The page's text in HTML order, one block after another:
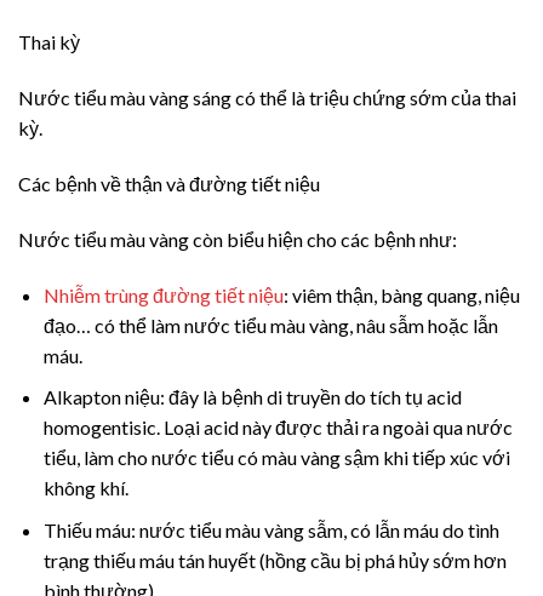
Thai kỳ
Nước tiểu màu vàng sáng có thể là triệu chứng sớm của thai
kỳ.
Các bệnh về thận và đường tiết niệu
Nước tiểu màu vàng còn biểu hiện cho các bệnh như:
Nhiễm trùng đường tiết niệu: viêm thận, bàng quang, niệu
đạo… có thể làm nước tiểu màu vàng, nâu sẫm hoặc lẫn
máu.
Alkapton niệu: đây là bệnh di truyền do tích tụ acid
homogentisic. Loại acid này được thải ra ngoài qua nước
tiểu, làm cho nước tiểu có màu vàng sậm khi tiếp xúc với
không khí.
Thiếu máu: nước tiểu màu vàng sẫm, có lẫn máu do tình
trạng thiếu máu tán huyết (hồng cầu bị phá hủy sớm hơn
bình thường).